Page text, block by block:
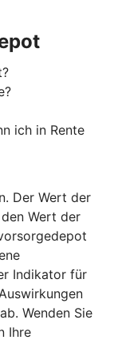
ich in Rente
Der Wert der
Wert der
Indikator für
Wenden Sie
Ihre